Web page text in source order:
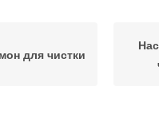
для чистки